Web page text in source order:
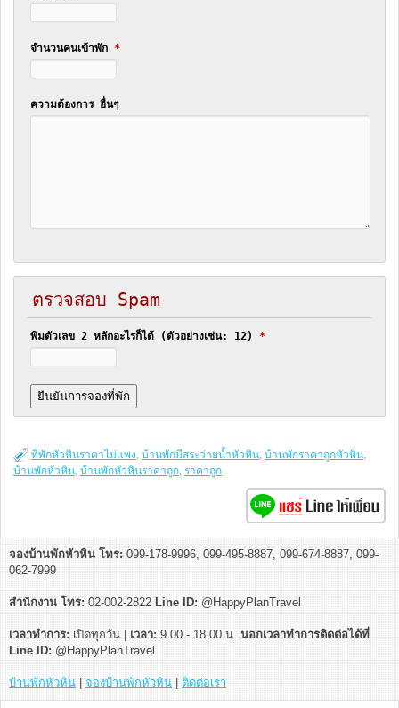
จำนวนคนเข้าพัก *
ความต้องการ อื่นๆ
ตรวจสอบ Spam
พิมตัวเลข 2 หลักอะไรก็ได้ (ตัวอย่างเช่น: 12) *
ที่พักหัวหินราคาไม่แพง, บ้านพักมีสระว่ายน้ำหัวหิน, บ้านพักราคาถูกหัวหิน,
บ้านพักหัวหิน, บ้านพักหัวหินราคาถูก, ราคาถูก
จองบ้านพักหัวหิน โทร: 099-178-9996, 099-495-8887, 099-674-8887, 099-
062-7999
สำนักงาน โทร: 02-002-2822 Line ID: @HappyPlanTravel
เวลาทำการ: เปิดทุกวัน | เวลา: 9.00 - 18.00 น. นอกเวลาทำการติดต่อได้ที่
Line ID: @HappyPlanTravel
บ้านพักหัวหิน จองบ้านพักหัวหิน ติดต่อเรา